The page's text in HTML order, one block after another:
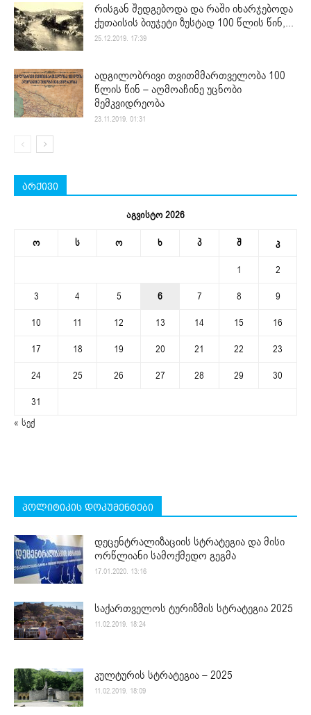
რისგან შედგებოდა და რაში იხარჯებოდა
ქუთაისის ბიუჯეტი ზუსტად 100 წლის წინ,...
25.12.2019. 17:39
ადგილობრივი თვითმმართველობა 100
წლის წინ – აღმოაჩინე უცნობი
მემკვიდრეობა
23.11.2019. 01:31
არქივი
აგვისტო 2026
ო ს ო ხ პ შ კ
1
2
3
4 5 6 7 8
9
10
11 12 13 14 15
16
17
18 19 20 21 22
23
24
25 26 27 28 29
30
31
« სექ
პოლიტიკის დოკუმენტები
დეცენტრალიზაციის სტრატეგია და მისი
ორწლიანი სამოქმედო გეგმა
17.01.2020. 13:16
საქართველოს ტურიზმის სტრატეგია 2025
11.02.2019. 18:24
კულტურის სტრატეგია – 2025
11.02.2019. 18:09